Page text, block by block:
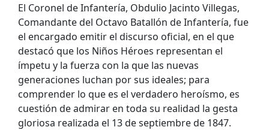
El Coronel de Infantería, Obdulio Jacinto Villegas,
Comandante del Octavo Batallón de Infantería, fue
el encargado emitir el discurso oficial, en el que
destacó que los Niños Héroes representan el
ímpetu y la fuerza con la que las nuevas
generaciones luchan por sus ideales; para
comprender lo que es el verdadero heroísmo, es
cuestión de admirar en toda su realidad la gesta
gloriosa realizada el 13 de septiembre de 1847.